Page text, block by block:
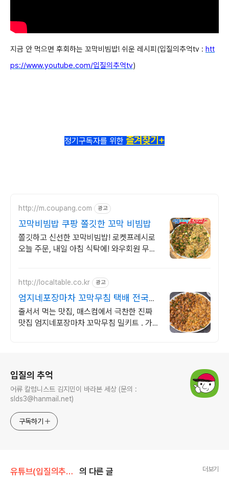
지금 안 먹으면 후회하는 꼬막비빔밥! 쉬운 레시피(입질의추억tv : htt
ps://www.youtube.com/입질의추억tv)
정기구독자를 위한 즐겨찾기+
http://m.coupang.com 광고
꼬막비빔밥 쿠팡 쫄깃한 꼬막 비빔밥
쫄깃하고 신선한 꼬막비빔밥! 로켓프레시로
오늘 주문, 내일 아침 식탁에! 와우회원 무료
http://localtable.co.kr 광고
엄지네포장마차 꼬막무침 택배 전국맛
집택배 인생식탁
줄서서 먹는 맛집, 매스컴에서 극찬한 진짜
맛집 엄지네포장마차 꼬막무침 밀키트 . 가지
입질의 추억
어류 칼럼니스트 김지민이 바라본 세상 (문의 :
slds3@hanmail.net)
구독하기
유튜브(입질의추억tv) 의 다른 글 더보기